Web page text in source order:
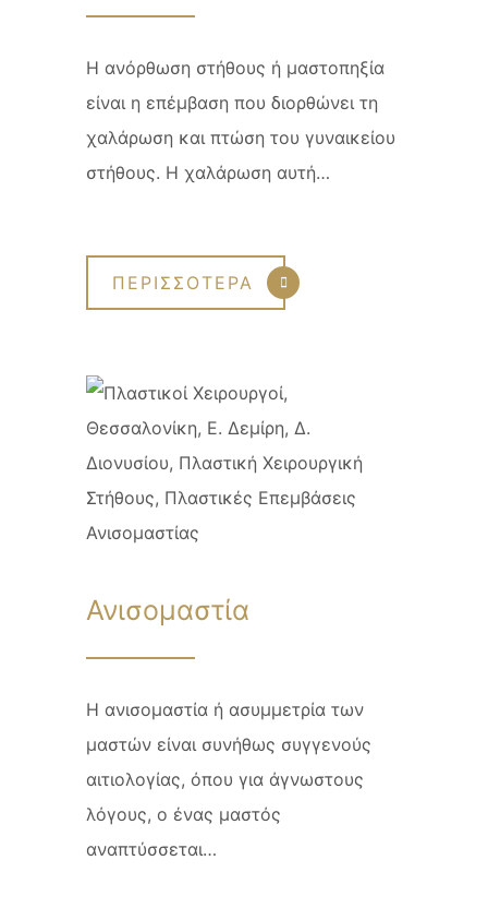
Η ανόρθωση στήθους ή μαστοπηξία
είναι η επέμβαση που διορθώνει τη
χαλάρωση και πτώση του γυναικείου
στήθους. Η χαλάρωση αυτή…
ΠΕΡΙΣΣΟΤΕΡΑ
Ανισομαστία
Η ανισομαστία ή ασυμμετρία των
μαστών είναι συνήθως συγγενούς
αιτιολογίας, όπου για άγνωστους
λόγους, ο ένας μαστός
αναπτύσσεται…